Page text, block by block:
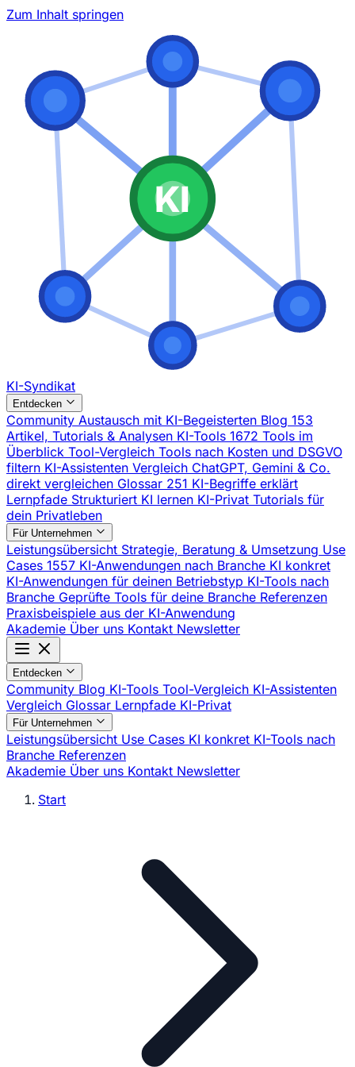
Zum Inhalt springen
KI
KI-Syndikat
Entdecken
Community Austausch mit KI-Begeisterten Blog 153
Artikel, Tutorials & Analysen KI-Tools 1672 Tools im
Überblick Tool-Vergleich Tools nach Kosten und DSGVO
filtern KI-Assistenten Vergleich ChatGPT, Gemini & Co.
direkt vergleichen Glossar 251 KI-Begriffe erklärt
Lernpfade Strukturiert KI lernen KI-Privat Tutorials für
dein Privatleben
Für Unternehmen
Leistungsübersicht Strategie, Beratung & Umsetzung Use
Cases 1557 KI-Anwendungen nach Branche KI konkret
KI-Anwendungen für deinen Betriebstyp KI-Tools nach
Branche Geprüfte Tools für deine Branche Referenzen
Praxisbeispiele aus der KI-Anwendung
Akademie Über uns Kontakt Newsletter
Entdecken
Community Blog KI-Tools Tool-Vergleich KI-Assistenten
Vergleich Glossar Lernpfade KI-Privat
Für Unternehmen
Leistungsübersicht Use Cases KI konkret KI-Tools nach
Branche Referenzen
Akademie Über uns Kontakt Newsletter
Start